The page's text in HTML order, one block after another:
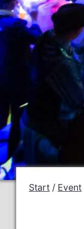
Start / Event